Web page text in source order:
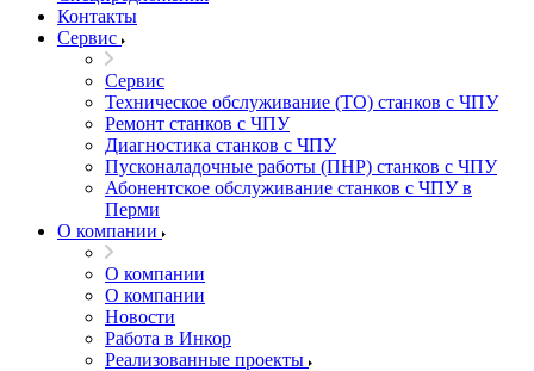
Контакты
Сервис
Сервис
Техническое обслуживание (ТО) станков с ЧПУ
Ремонт станков с ЧПУ
Диагностика станков с ЧПУ
Пусконаладочные работы (ПНР) станков с ЧПУ
Абонентское обслуживание станков с ЧПУ в
Перми
О компании
О компании
О компании
Новости
Работа в Инкор
Реализованные проекты